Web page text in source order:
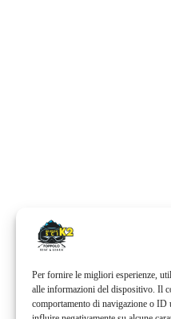
Per fornire le migliori esperienze,
alle informazioni del dispositivo. Il
comportamento di navigazione o